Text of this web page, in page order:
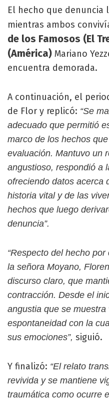
El hecho que denuncia
mientras ambos
de los Famosos (El
(América) Mariano
encuentra demorada.
A continuación, el
de Flor y replicó: “Se
adecuado que permitió
marco de los hechos
evaluación. Mantuvo un
angustioso, respondió a
ofreciendo datos acerca
historia vital y de las
hechos que luego
denuncia”.
“Respecto del hecho
la señora Moyano,
discurso claro, que
contracción. Desde el
angustia que se
espontaneidad con la
sus emociones”, siguió.
Y finalizó: “El relato
revivida y se mantiene
traumática como ocurre